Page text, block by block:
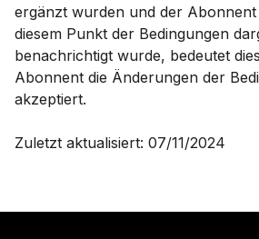
ergänzt wurden und der Abonnent
diesem Punkt der Bedingungen
benachrichtigt wurde, bedeutet
Abonnent die Änderungen der
akzeptiert.
Zuletzt aktualisiert: 07/11/2024